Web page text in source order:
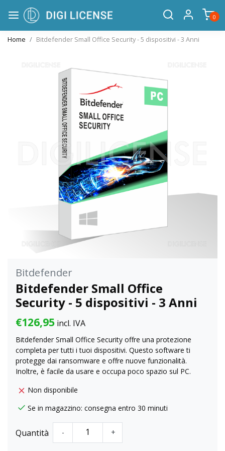
0
Home Bitdefender Small Office Security - 5 dispositivi - 3 Anni
Bitdefender
Bitdefender Small Office
Security - 5 dispositivi - 3 Anni
€126,95 incl. IVA
Bitdefender Small Office Security offre una protezione
completa per tutti i tuoi dispositivi. Questo software ti
protegge dai ransomware e offre nuove funzionalità.
Inoltre, è facile da usare e occupa poco spazio sul PC.
Non disponibile
Se in magazzino: consegna entro 30 minuti
Quantità - +